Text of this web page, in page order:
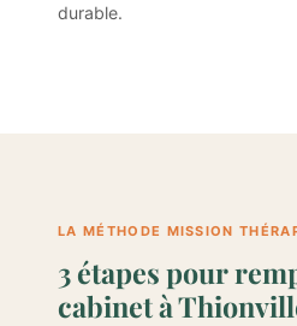
durable.
LA MÉTHODE MISSION
3 étapes pour
cabinet à